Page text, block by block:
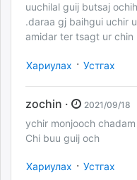
uuchilal guij butsaj
.daraa gj baihgui uchir
amidar ter tsagt ur chin
Хариулах · Устгах
zochin · 2021/09/18
ychir monjooch
Chi buu guij och
Хариулах · Устгах